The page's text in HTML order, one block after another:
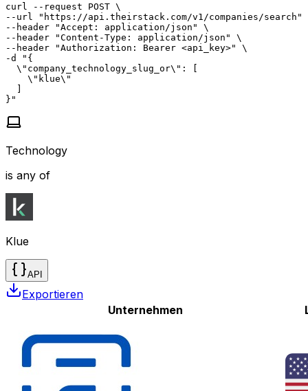
curl --request POST \
--url "https://api.theirstack.com/v1/companies/search"
--header "Accept: application/json" \
--header "Content-Type: application/json" \
--header "Authorization: Bearer <api_key>" \
-d "{
  \"company_technology_slug_or\": [
    \"klue\"
  ]
}"
Technology
is any of
Klue
API
Exportieren
Unternehmen